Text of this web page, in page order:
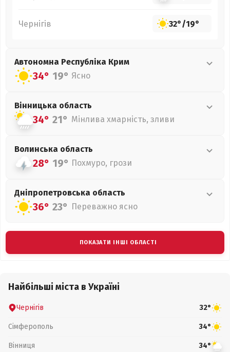
Чернігів 32°/19°
Автономна Республіка Крим
34° 19° Ясно
Вінницька область
34° 21° Мінлива хмарність, зливи
Волинська область
28° 19° Похмуро, грози
Дніпропетровська область
36° 23° Переважно ясно
ПОКАЗАТИ ІНШІ ОБЛАСТІ
Найбільші міста в Україні
Чернігів 32°
Сімферополь 34°
Вінниця 34°